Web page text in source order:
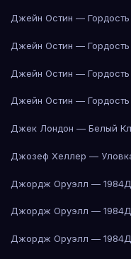
Джейн Остин —
Джейн Остин —
Джейн Остин —
Джейн Остин —
Джек Лондон — Белый
Джозеф Хеллер —
Джордж Оруэлл — 1984
Джордж Оруэлл — 1984
Джордж Оруэлл — 1984